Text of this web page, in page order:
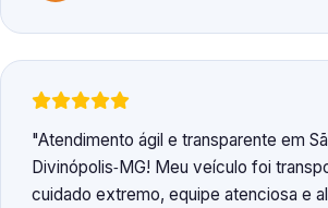
Atendimento ágil e transparente em
Divinópolis‑MG! Meu veículo foi
cuidado extremo, equipe atenciosa e